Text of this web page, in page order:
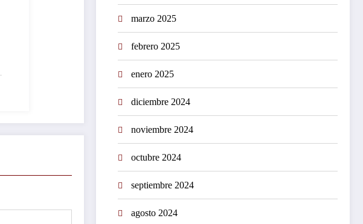
marzo 2025
febrero 2025
enero 2025
diciembre 2024
noviembre 2024
octubre 2024
septiembre 2024
agosto 2024